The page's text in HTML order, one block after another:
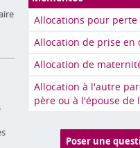
Allocations pour perte
Allocation de prise en
Allocation de
Allocation à l'autre
père ou à l'épouse de
Poser une